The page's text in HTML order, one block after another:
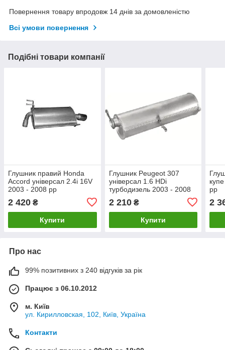
Повернення товару впродовж 14 днів за домовленістю
Всі умови повернення
Подібні товари компанії
Глушник правий Honda
Accord універсал 2.4i 16V
2003 - 2008 рр
2 420 ₴
Купити
Глушник Peugeot 307
універсал 1.6 HDi
турбодизель 2003 - 2008
2 210₴
Купити
рр
2
Про нас
99% позитивних з 240 відгуків за рік
Працює з 06.10.2012
м. Київ
ул. Кирилловская, 102, Київ, Україна
Контакти